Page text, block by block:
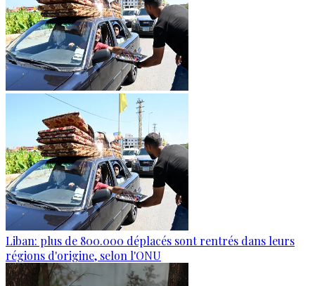
Liban: plus de 800.000 déplacés sont rentrés dans leurs
régions d'origine, selon l'ONU